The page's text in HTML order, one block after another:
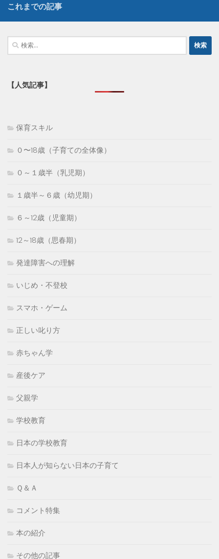
これまでの記事
検
索:
【人気記事】
保育スキル
０〜18歳（子育ての全体像）
０～１歳半（乳児期）
１歳半～６歳（幼児期）
６～12歳（児童期）
12～18歳（思春期）
発達障害への理解
いじめ・不登校
スマホ・ゲーム
正しい叱り方
赤ちゃん学
産後ケア
父親学
学校教育
日本の学校教育
日本人が知らない日本の子育て
Ｑ＆Ａ
コメント特集
本の紹介
その他の記事